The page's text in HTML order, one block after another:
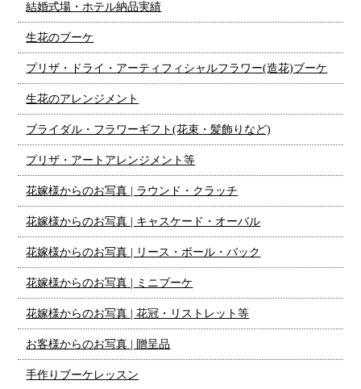
結婚式場・ホテル納品実績
生花のブーケ
プリザ・ドライ・アーティフィシャルフラワー(造花)ブーケ
生花のアレンジメント
ブライダル・フラワーギフト(花束・髪飾りなど)
プリザ・アートアレンジメント等
花嫁様からのお写真 | ラウンド・クラッチ
花嫁様からのお写真 | キャスケード・オーバル
花嫁様からのお写真 | リース・ボール・バック
花嫁様からのお写真 | ミニブーケ
花嫁様からのお写真 | 花冠・リストレット等
お客様からのお写真 | 贈呈品
手作りブーケレッスン